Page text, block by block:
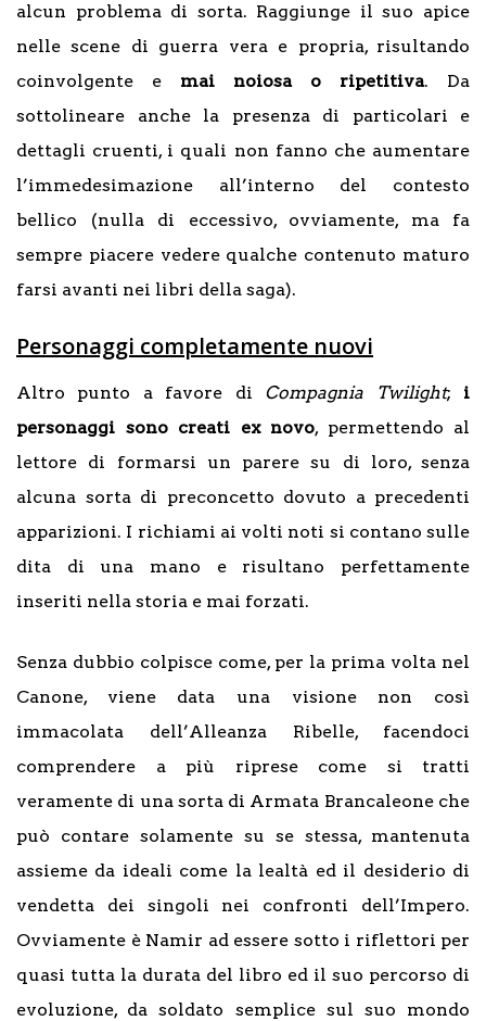
alcun problema di sorta. Raggiunge il suo apice
nelle scene di guerra vera e propria, risultando
coinvolgente e mai noiosa o ripetitiva. Da
sottolineare anche la presenza di particolari e
dettagli cruenti, i quali non fanno che aumentare
l’immedesimazione all’interno del contesto
bellico (nulla di eccessivo, ovviamente, ma fa
sempre piacere vedere qualche contenuto maturo
farsi avanti nei libri della saga).
Personaggi completamente nuovi
Altro punto a favore di Compagnia Twilight; i
personaggi sono creati ex novo, permettendo al
lettore di formarsi un parere su di loro, senza
alcuna sorta di preconcetto dovuto a precedenti
apparizioni. I richiami ai volti noti si contano sulle
dita di una mano e risultano perfettamente
inseriti nella storia e mai forzati.
Senza dubbio colpisce come, per la prima volta nel
Canone, viene data una visione non così
immacolata dell’Alleanza Ribelle, facendoci
comprendere a più riprese come si tratti
veramente di una sorta di Armata Brancaleone che
può contare solamente su se stessa, mantenuta
assieme da ideali come la lealtà ed il desiderio di
vendetta dei singoli nei confronti dell’Impero.
Ovviamente è Namir ad essere sotto i riflettori per
quasi tutta la durata del libro ed il suo percorso di
evoluzione, da soldato semplice sul suo mondo